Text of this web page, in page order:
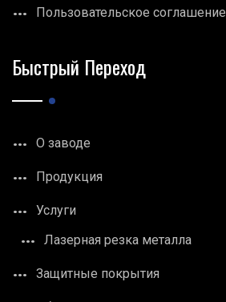
Пользовательское соглашение
Быстрый Переход
О заводе
Продукция
Услуги
Лазерная резка металла
Защитные покрытия